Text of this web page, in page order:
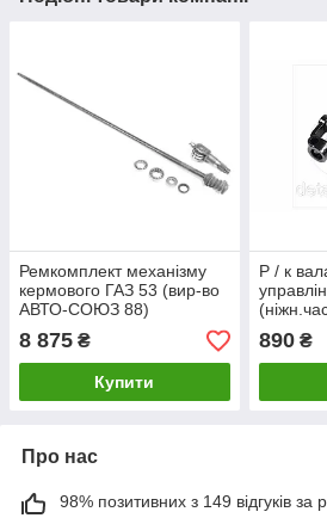
Ремкомплект механізму
кермового ГАЗ 53 (вир-во
АВТО-СОЮЗ 88)
8 875 ₴
Купити
Р / к
3401123
890₴
Про нас
98% позитивних з 149 відгуків за